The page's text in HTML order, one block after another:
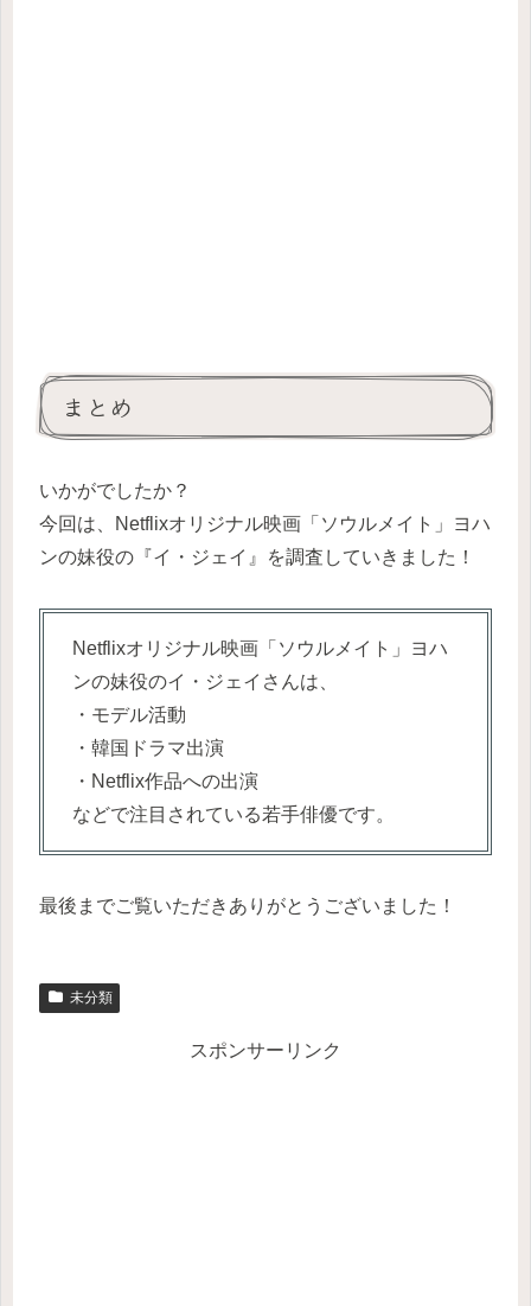
まとめ
いかがでしたか？
今回は、Netflixオリジナル映画「ソウルメイト」ヨハ
ンの妹役の『イ・ジェイ』を調査していきました！
Netflixオリジナル映画「ソウルメイト」ヨハ
ンの妹役のイ・ジェイさんは、
・モデル活動
・韓国ドラマ出演
・Netflix作品への出演
などで注目されている若手俳優です。
最後までご覧いただきありがとうございました！
未分類
スポンサーリンク